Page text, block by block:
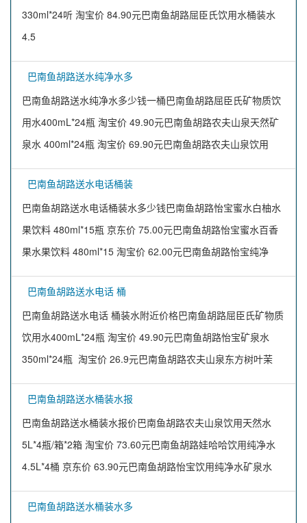
330ml*24听 淘宝价 84.90元巴南鱼胡路屈臣氏饮用水桶装水
4.5
巴南鱼胡路送水纯净水多
巴南鱼胡路送水纯净水多少钱一桶巴南鱼胡路屈臣氏矿物质饮
用水400mL*24瓶 淘宝价 49.90元巴南鱼胡路农夫山泉天然矿
泉水 400ml*24瓶 淘宝价 69.90元巴南鱼胡路农夫山泉饮用
巴南鱼胡路送水电话桶装
巴南鱼胡路送水电话桶装水多少钱巴南鱼胡路怡宝蜜水白柚水
果饮料 480ml*15瓶 京东价 75.00元巴南鱼胡路怡宝蜜水百香
果水果饮料 480ml*15 淘宝价 62.00元巴南鱼胡路怡宝纯净
巴南鱼胡路送水电话 桶
巴南鱼胡路送水电话 桶装水附近价格巴南鱼胡路屈臣氏矿物质
饮用水400mL*24瓶 淘宝价 49.90元巴南鱼胡路怡宝矿泉水
350ml*24瓶 淘宝价 26.9元巴南鱼胡路农夫山泉东方树叶茉
巴南鱼胡路送水桶装水报
巴南鱼胡路送水桶装水报价巴南鱼胡路农夫山泉饮用天然水
5L*4瓶/箱*2箱 淘宝价 73.60元巴南鱼胡路娃哈哈饮用纯净水
4.5L*4桶 京东价 63.90元巴南鱼胡路怡宝饮用纯净水矿泉水
巴南鱼胡路送水桶装水多